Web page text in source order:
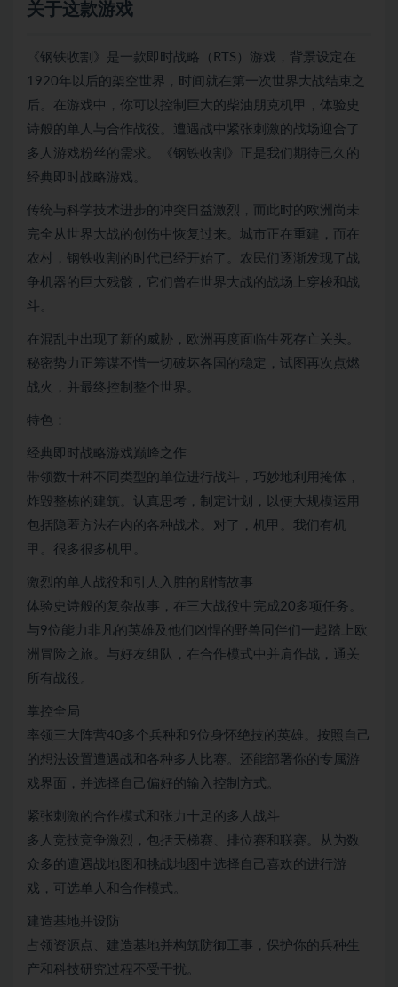
关于这款游戏
《钢铁收割》是一款即时战略（RTS）游戏，背景设定在
1920年以后的架空世界，时间就在第一次世界大战结束之
后。在游戏中，你可以控制巨大的柴油朋克机甲，体验史
诗般的单人与合作战役。遭遇战中紧张刺激的战场迎合了
多人游戏粉丝的需求。《钢铁收割》正是我们期待已久的
经典即时战略游戏。
传统与科学技术进步的冲突日益激烈，而此时的欧洲尚未
完全从世界大战的创伤中恢复过来。城市正在重建，而在
农村，钢铁收割的时代已经开始了。农民们逐渐发现了战
争机器的巨大残骸，它们曾在世界大战的战场上穿梭和战
斗。
在混乱中出现了新的威胁，欧洲再度面临生死存亡关头。
秘密势力正筹谋不惜一切破坏各国的稳定，试图再次点燃
战火，并最终控制整个世界。
特色：
经典即时战略游戏巅峰之作
带领数十种不同类型的单位进行战斗，巧妙地利用掩体，
炸毁整栋的建筑。认真思考，制定计划，以便大规模运用
包括隐匿方法在内的各种战术。对了，机甲。我们有机
甲。很多很多机甲。
激烈的单人战役和引人入胜的剧情故事
体验史诗般的复杂故事，在三大战役中完成20多项任务。
与9位能力非凡的英雄及他们凶悍的野兽同伴们一起踏上欧
洲冒险之旅。与好友组队，在合作模式中并肩作战，通关
所有战役。
掌控全局
率领三大阵营40多个兵种和9位身怀绝技的英雄。按照自己
的想法设置遭遇战和各种多人比赛。还能部署你的专属游
戏界面，并选择自己偏好的输入控制方式。
紧张刺激的合作模式和张力十足的多人战斗
多人竞技竞争激烈，包括天梯赛、排位赛和联赛。从为数
众多的遭遇战地图和挑战地图中选择自己喜欢的进行游
戏，可选单人和合作模式。
建造基地并设防
占领资源点、建造基地并构筑防御工事，保护你的兵种生
产和科技研究过程不受干扰。